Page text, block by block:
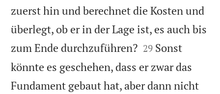
zuerst hin und berechnet die Kosten und
überlegt, ob er in der Lage ist, es auch bis
zum Ende durchzuführen?
29 Sonst
könnte es geschehen, dass er zwar das
Fundament gebaut hat, aber dann nicht